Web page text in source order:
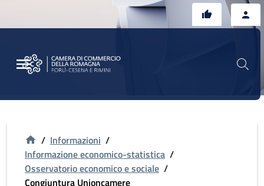
/ Informazioni /
Informazione economico-statistica /
Osservatorio economico e sociale /
Congiuntura Unioncamere